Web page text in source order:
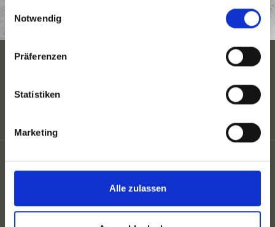
Einwilligungsauswahl
Notwendig
Präferenzen
Statistiken
Marketing
Alle zulassen
Privacy
UID: IT02807130212